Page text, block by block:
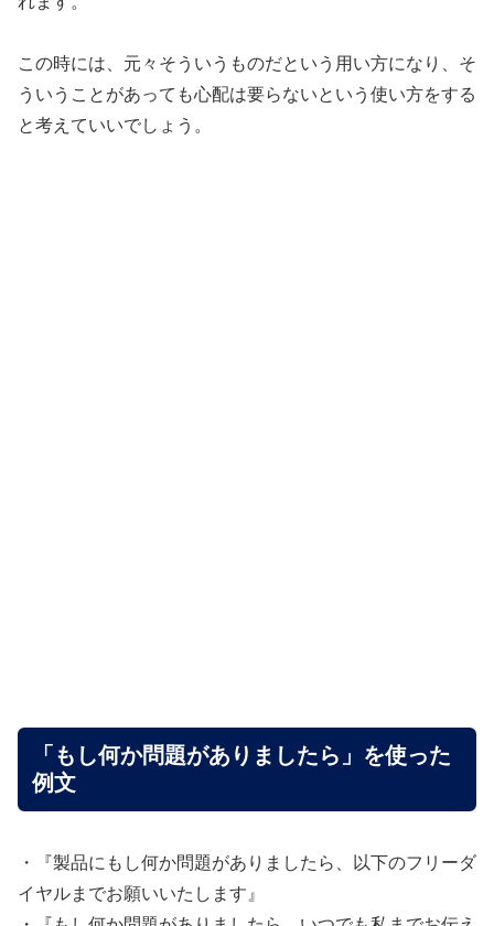
この時には、元々そういうものだという用い方になり、そ
ういうことがあっても心配は要らないという使い方をする
と考えていいでしょう。
「もし何か問題がありましたら」を使った
例文
・『製品にもし何か問題がありましたら、以下のフリーダ
イヤルまでお願いいたします』